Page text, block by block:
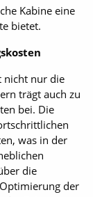
Kabine eine
bietet.
nicht nur die
trägt auch zu
bei. Die
was in der
die
der